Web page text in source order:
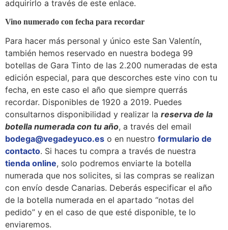
adquirirlo a través de este enlace.
Vino numerado con fecha para recordar
Para hacer más personal y único este San Valentín,
también hemos reservado en nuestra bodega 99
botellas de Gara Tinto de las 2.200 numeradas de esta
edición especial, para que descorches este vino con tu
fecha, en este caso el año que siempre querrás
recordar. Disponibles de 1920 a 2019. Puedes
consultarnos disponibilidad y realizar la reserva de la
botella numerada con tu año, a través del email
bodega@vegadeyuco.es o en nuestro formulario de
contacto. Si haces tu compra a través de nuestra
tienda online, solo podremos enviarte la botella
numerada que nos solicites, si las compras se realizan
con envío desde Canarias. Deberás especificar el año
de la botella numerada en el apartado “notas del
pedido” y en el caso de que esté disponible, te lo
enviaremos.